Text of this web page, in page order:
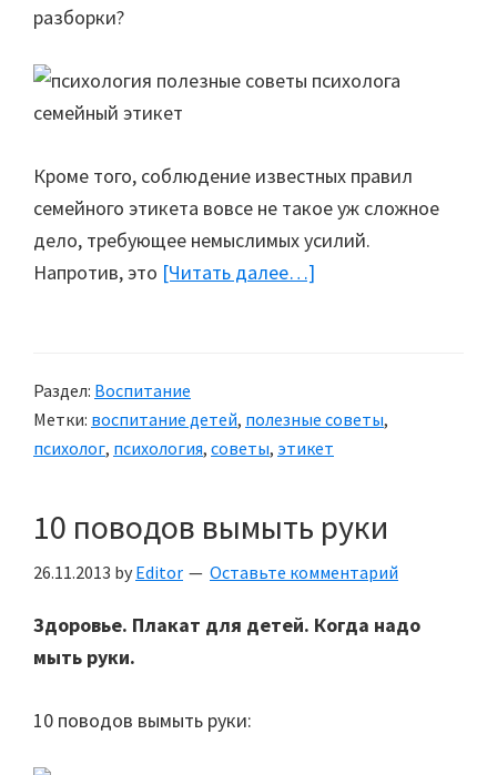
разборки?
Кроме того, соблюдение известных правил
семейного этикета вовсе не такое уж сложное
дело, требующее немыслимых усилий.
Напротив, это [Читать далее…]
Раздел: Воспитание
Метки: воспитание детей, полезные советы,
психолог, психология, советы, этикет
10 поводов вымыть руки
26.11.2013 by Editor Оставьте комментарий
Здоровье. Плакат для детей. Когда надо
мыть руки.
10 поводов вымыть руки: